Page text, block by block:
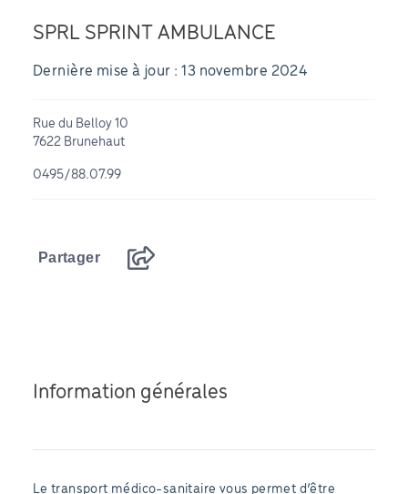
SPRL SPRINT AMBULANCE
Dernière mise à jour : 13 novembre 2024
Rue du Belloy 10
7622 Brunehaut
0495/88.07.99
Partager
Information générales
Le transport médico-sanitaire vous permet d’être